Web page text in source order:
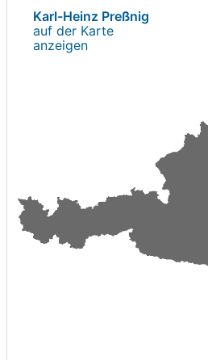
Karl-Heinz Preßnig
auf der Karte
anzeigen